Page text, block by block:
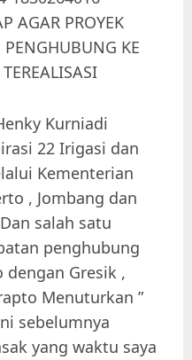
Kurniadi
22 Irigasi dan
Kementerian
, Jombang dan
salah satu
penghubung
Gresik ,
Menuturkan ”
sebelumnya
yang waktu saya